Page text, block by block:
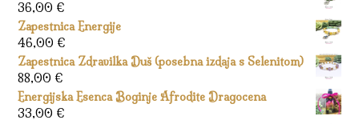
36,00 €
Zapestnica Energije
46,00 €
Zapestnica Zdravilka Duš (posebna izdaja s Selenitom)
88,00 €
Energijska Esenca Boginje Afrodite Dragocena
33,00 €